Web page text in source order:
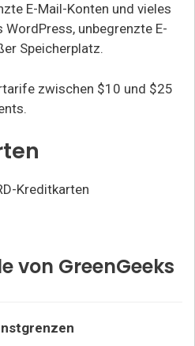
E-Mail-Konten und vieles
unbegrenzte E-
Speicherplatz.
zwischen $10 und $25
Kreditkarten
von GreenGeeks